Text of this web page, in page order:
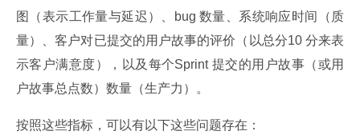
图（表示工作量与延迟）、bug 数量、系统响应时间（质
量）、客户对已提交的用户故事的评价（以总分10 分来表
示客户满意度），以及每个Sprint 提交的用户故事（或用
户故事总点数）数量（生产力）。
按照这些指标，可以有以下这些问题存在：